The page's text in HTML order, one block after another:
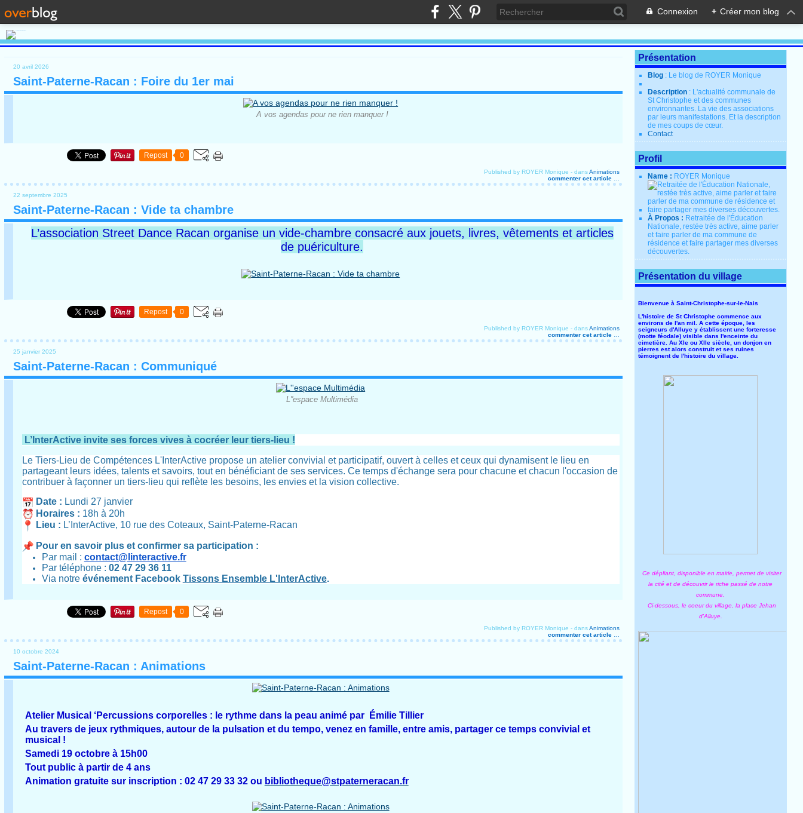
Connexion + Créer mon blog
20 avril 2026
Saint-Paterne-Racan : Foire du 1er mai
A vos agendas pour ne rien manquer !
Repost 0
Published by ROYER Monique -dansAnimations
commenter cet article
22 septembre 2025
Saint-Paterne-Racan : Vide ta chambre
L’association Street Dance Racan organise un vide-chambre consacré aux jouets, livres, vêtements et articles
de puériculture.
Repost 0
Published by ROYER Monique -dansAnimations
commenter cet article
25 janvier 2025
Saint-Paterne-Racan : Communiqué
L''espace Multimédia
L’InterActive invite ses forces vives à cocréer leur tiers-lieu !
Le Tiers-Lieu de Compétences L'InterActive propose un atelier convivial et participatif, ouvert à celles et ceux qui dynamisent le lieu en
partageant leurs idées, talents et savoirs, tout en bénéficiant de ses services. Ce temps d'échange sera pour chacune et chacun l'occasion de
contribuer à façonner un tiers-lieu qui reflète les besoins, les envies et la vision collective.
Date : Lundi 27 janvier
Horaires : 18h à 20h
Lieu : L’InterActive, 10 rue des Coteaux, Saint-Paterne-Racan
Pour en savoir plus et confirmer sa participation :
Par mail : contact@linteractive.fr
Par téléphone : 02 47 29 36 11
Via notre événement Facebook Tissons Ensemble L'InterActive.
Repost 0
Published by ROYER Monique -dansAnimations
commenter cet article
10 octobre 2024
Saint-Paterne-Racan : Animations
Atelier Musical ‘Percussions corporelles : le rythme dans la peau animé par Émilie Tillier
Au travers de jeux rythmiques, autour de la pulsation et du tempo, venez en famille, entre amis, partager ce temps convivial et
musical !
Samedi 19 octobre à 15h00
Tout public à partir de 4 ans
Animation gratuite sur inscription : 02 47 29 33 32 ou bibliotheque@stpaterneracan.fr
Présentation
Blog : Le blog de ROYER Monique
Description : L'actualité communale de
St Christophe et des communes
environnantes. La vie des associations
par leurs manifestations. Et la description
de mes coups de cœur.
Contact
Profil
Name : ROYER Monique
À Propos : Retraitée de l'Éducation
Nationale, restée très active, aime parler
et faire parler de ma commune de
résidence et faire partager mes diverses
découvertes.
Présentation du village
Bienvenue à Saint-Christophe-sur-le-Nais
L'histoire de St Christophe commence aux
environs de l'an mil. A cette époque, les
seigneurs d'Alluye y établissent une forteresse
(motte féodale) visible dans l'enceinte du
cimetière. Au XIe ou XIIe siècle, un donjon en
pierres est alors construit et ses ruines
témoignent de l'histoire du village.
Ce dépliant, disponible en mairie, permet de visiter
la cité et de découvrir le riche passé de notre
commune.
Ci-dessous, le coeur du village, la place Jehan
d'Alluye.